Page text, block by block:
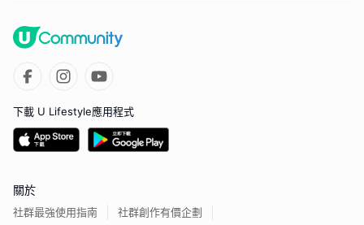
下載 U Lifestyle應用程式
關於
社群最強使用指南 社群創作有價企劃